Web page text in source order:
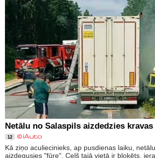
Netālu no Salaspils aizdedzies kravas
12
Kā ziņo aculiecinieks, ap pusdienas laiku,
aizdegusies "fūre". Ceļš tajā vietā ir bloķēts,